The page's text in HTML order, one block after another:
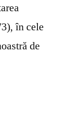
în cele
de